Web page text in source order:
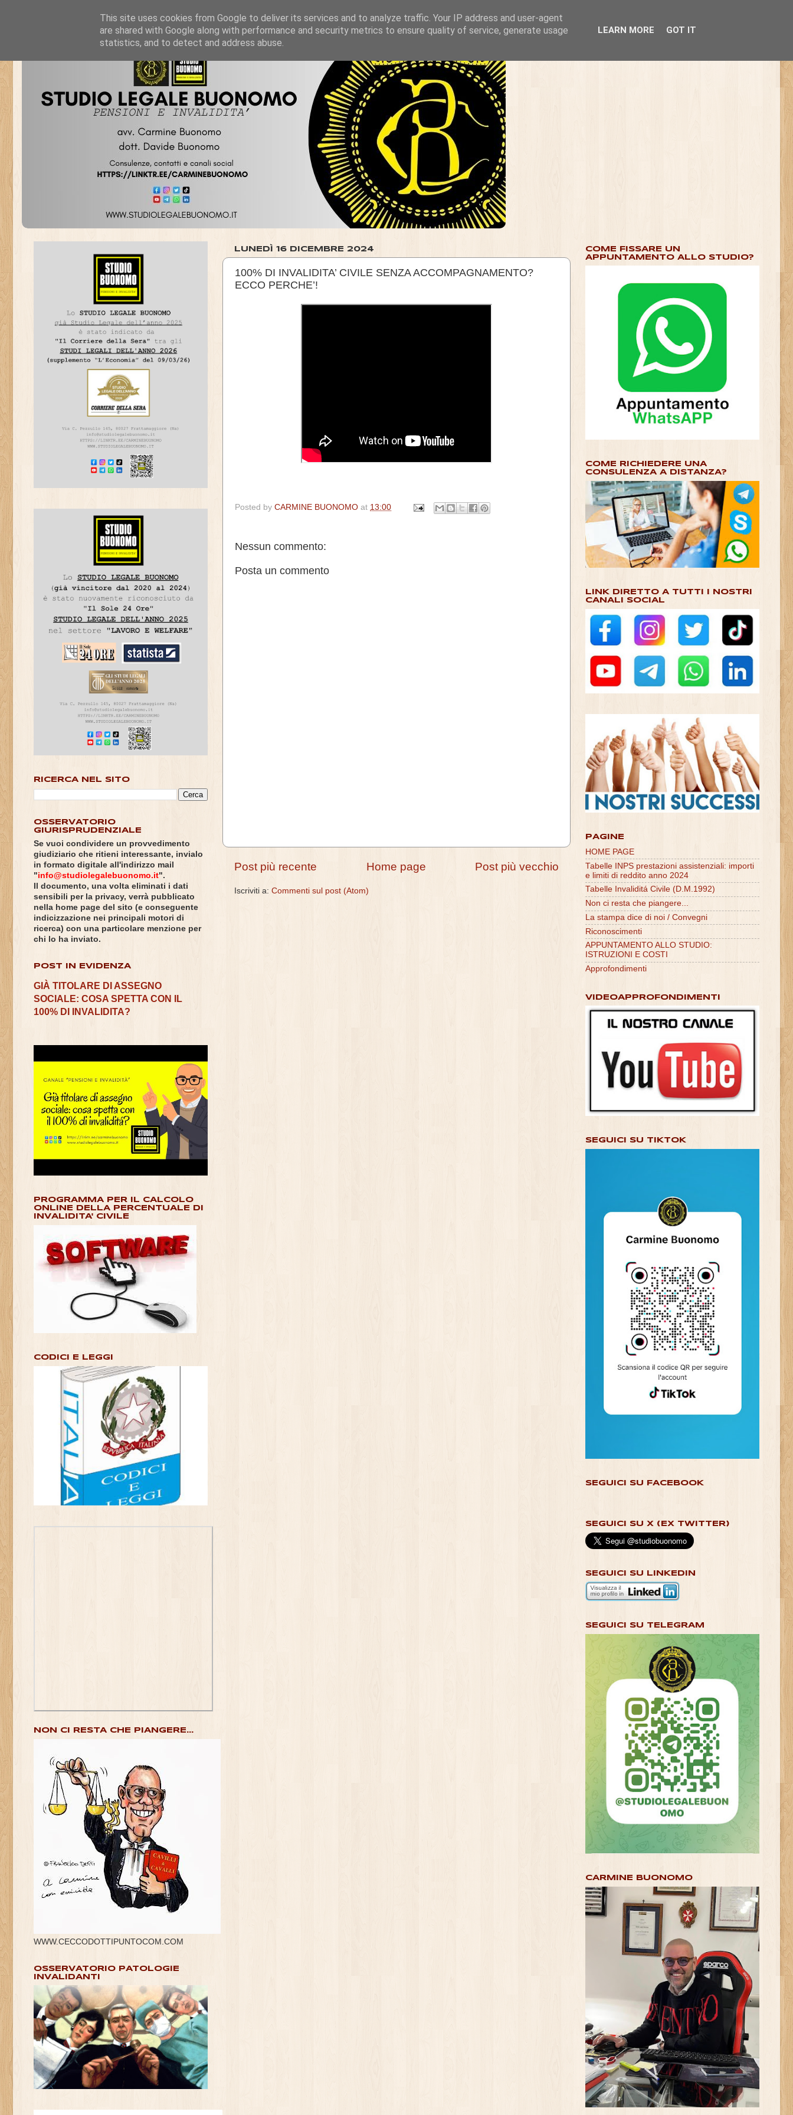
LUNEDÌ 16 DICEMBRE 2024
100% DI INVALIDITA’ CIVILE SENZA ACCOMPAGNAMENTO?
ECCO PERCHE’!
Posted by CARMINE BUONOMO at 13:00
Nessun commento:
Posta un commento
Post più recente Post più vecchio
Home page
Iscriviti a: Commenti sul post (Atom)
RICERCA NEL SITO
OSSERVATORIO
GIURISPRUDENZIALE
Se vuoi condividere un provvedimento
giudiziario che ritieni interessante, invialo
in formato digitale all'indirizzo mail
"info@studiolegalebuonomo.it".
Il documento, una volta eliminati i dati
sensibili per la privacy, verrà pubblicato
nella home page del sito (e conseguente
indicizzazione nei principali motori di
ricerca) con una particolare menzione per
chi lo ha inviato.
POST IN EVIDENZA
GIÀ TITOLARE DI ASSEGNO
SOCIALE: COSA SPETTA CON IL
100% DI INVALIDITA?
PROGRAMMA PER IL CALCOLO
ONLINE DELLA PERCENTUALE DI
INVALIDITA' CIVILE
CODICI E LEGGI
NON CI RESTA CHE PIANGERE...
WWW.CECCODOTTIPUNTOCOM.COM
OSSERVATORIO PATOLOGIE
INVALIDANTI
COME FISSARE UN
APPUNTAMENTO ALLO STUDIO?
COME RICHIEDERE UNA
CONSULENZA A DISTANZA?
LINK DIRETTO A TUTTI I NOSTRI
CANALI SOCIAL
PAGINE
HOME PAGE
Tabelle INPS prestazioni assistenziali: importi
e limiti di reddito anno 2024
Tabelle Invaliditá Civile (D.M.1992)
Non ci resta che piangere...
La stampa dice di noi / Convegni
Riconoscimenti
APPUNTAMENTO ALLO STUDIO:
ISTRUZIONI E COSTI
Approfondimenti
VIDEOAPPROFONDIMENTI
SEGUICI SU TIKTOK
SEGUICI SU FACEBOOK
SEGUICI SU X (EX TWITTER)
SEGUICI SU LINKEDIN
SEGUICI SU TELEGRAM
CARMINE BUONOMO
This site uses cookies from Google to deliver its services and to analyze traffic. Your IP address and user-agent
are shared with Google along with performance and security metrics to ensure quality of service, generate usage
statistics, and to detect and address abuse.
LEARN MORE GOT IT